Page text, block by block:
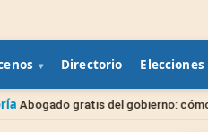
Directorio Elecciones
gratis del gobierno: cómo pedir un